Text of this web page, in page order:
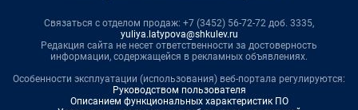
Связаться с отделом продаж: +7 (3452) 56-72-72 доб. 3335,
yuliya.latypova@shkulev.ru
Редакция сайта не несет ответственности за достоверность
информации, содержащейся в рекламных объявлениях.
Особенности эксплуатации (использования) веб-портала регулируются:
Руководством пользователя
Описанием функциональных характеристик ПО